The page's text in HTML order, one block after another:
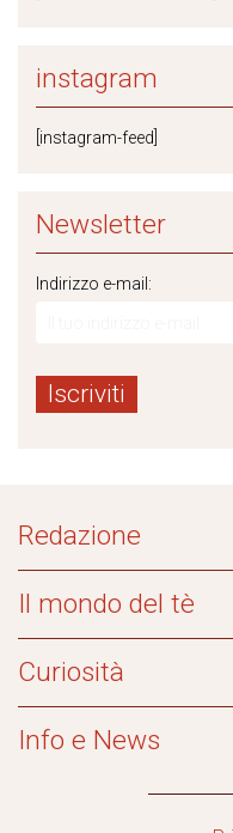
instagram
[instagram-feed]
Newsletter
Indirizzo e-mail:
Redazione
Il mondo del tè
Curiosità
Info e News